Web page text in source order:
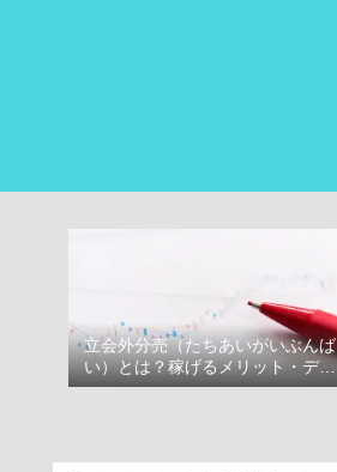
立会外分売（たちあいがいぶんば
い）とは？稼げるメリット・デメ
リット